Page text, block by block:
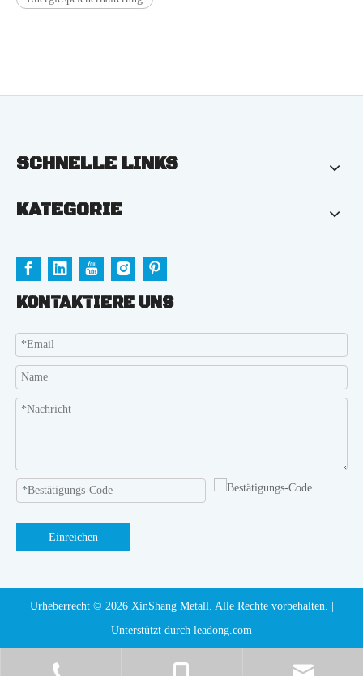
SCHNELLE LINKS
KATEGORIE
KONTAKTIERE UNS
Einreichen
Urheberrecht ©️ 2026XinShang Metall. Alle Rechte vorbehalten. |
Unterstützt durch leadong.com